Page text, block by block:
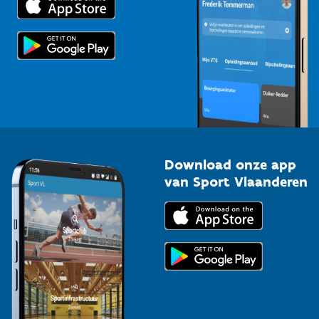
Topsporters
Voor de pers
Download onze app
van Sport Vlaanderen